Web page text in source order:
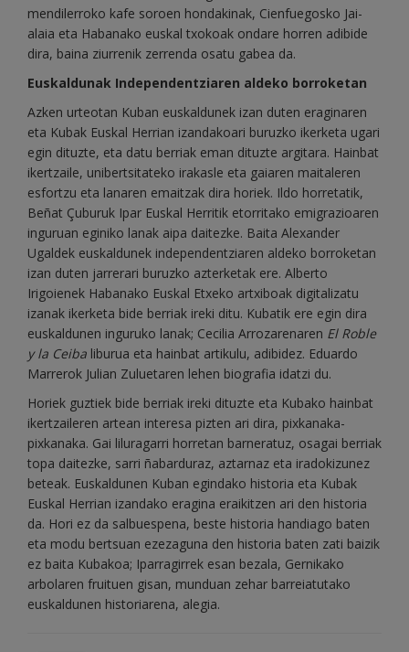
mendilerroko kafe soroen hondakinak, Cienfuegosko Jai-
alaia eta Habanako euskal txokoak ondare horren adibide
dira, baina ziurrenik zerrenda osatu gabea da.
Euskaldunak Independentziaren aldeko borroketan
Azken urteotan Kuban euskaldunek izan duten eraginaren
eta Kubak Euskal Herrian izandakoari buruzko ikerketa ugari
egin dituzte, eta datu berriak eman dituzte argitara. Hainbat
ikertzaile, unibertsitateko irakasle eta gaiaren maitaleren
esfortzu eta lanaren emaitzak dira horiek. Ildo horretatik,
Beñat Çuburuk Ipar Euskal Herritik etorritako emigrazioaren
inguruan eginiko lanak aipa daitezke. Baita Alexander
Ugaldek euskaldunek independentziaren aldeko borroketan
izan duten jarrerari buruzko azterketak ere. Alberto
Irigoienek Habanako Euskal Etxeko artxiboak digitalizatu
izanak ikerketa bide berriak ireki ditu. Kubatik ere egin dira
euskaldunen inguruko lanak; Cecilia Arrozarenaren El Roble
y la Ceiba liburua eta hainbat artikulu, adibidez. Eduardo
Marrerok Julian Zuluetaren lehen biografia idatzi du.
Horiek guztiek bide berriak ireki dituzte eta Kubako hainbat
ikertzaileren artean interesa pizten ari dira, pixkanaka-
pixkanaka. Gai liluragarri horretan barneratuz, osagai berriak
topa daitezke, sarri ñabarduraz, aztarnaz eta iradokizunez
beteak. Euskaldunen Kuban egindako historia eta Kubak
Euskal Herrian izandako eragina eraikitzen ari den historia
da. Hori ez da salbuespena, beste historia handiago baten
eta modu bertsuan ezezaguna den historia baten zati baizik
ez baita Kubakoa; Iparragirrek esan bezala, Gernikako
arbolaren fruituen gisan, munduan zehar barreiatutako
euskaldunen historiarena, alegia.